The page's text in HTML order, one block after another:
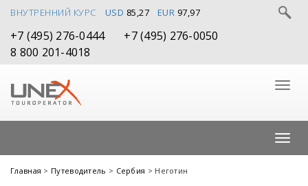
ВНУТРЕННИЙ КУРС USD 85,27 EUR 97,97
+7 (495) 276-0444
+7 (495) 276-0050
8 800 201-4018
Главная > Путеводитель > Сербия > Неготин